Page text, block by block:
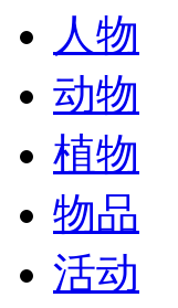
人物
动物
植物
物品
活动